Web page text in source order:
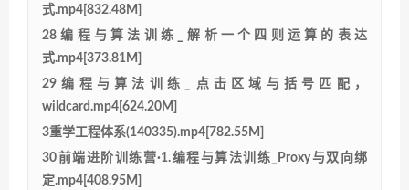
式.mp4[832.48M]
28编程与算法训练_解析一个四则运算的表达
式.mp4[373.81M]
29编程与算法训练_点击区域与括号匹配，
wildcard.mp4[624.20M]
3重学工程体系(140335).mp4[782.55M]
30前端进阶训练营·1.编程与算法训练_Proxy与双向绑
定.mp4[408.95M]